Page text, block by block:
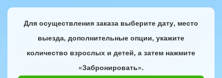
Для осуществления заказа выберите дату, место
выезда, дополнительные опции, укажите
количество взрослых и детей, а затем нажмите
«Забронировать».